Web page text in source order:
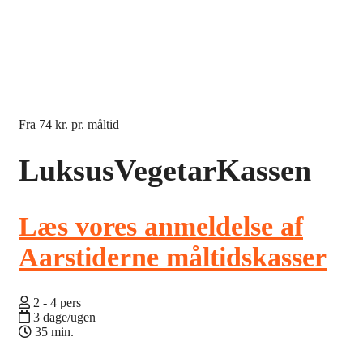
Fra 74 kr. pr. måltid
LuksusVegetarKassen
Læs vores anmeldelse af
Aarstiderne måltidskasser
2 - 4 pers
3 dage/ugen
35 min.